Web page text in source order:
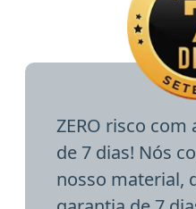
ZERO risco
de 7 dias! Nós
nosso material,